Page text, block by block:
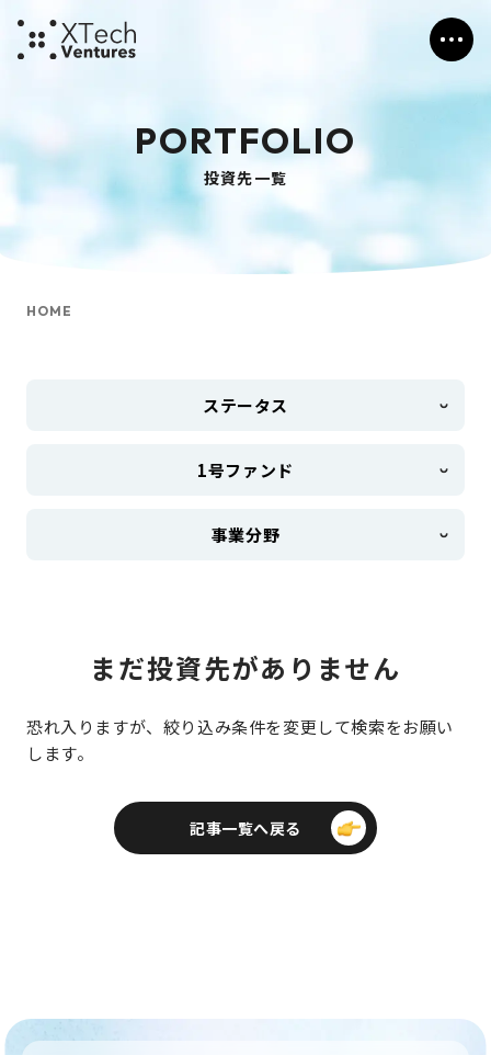
PORTFOLIO
投資先一覧
HOME
事業分野
まだ投資先がありません
恐れ入りますが、絞り込み条件を変更して検索をお願い
します。
記事一覧へ戻る